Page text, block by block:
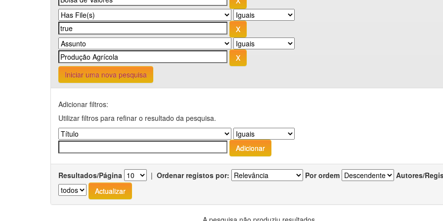
Iniciar uma nova pesquisa
Adicionar filtros:
Utilizar filtros para refinar o resultado da pesquisa.
Resultados/Página | Ordenar registos por: Por ordem Autores/